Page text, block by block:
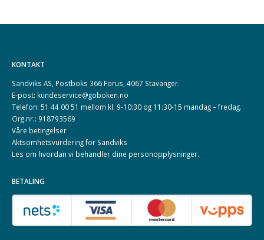
KONTAKT
Sandviks AS, Postboks 366 Forus, 4067 Stavanger.
E-post: kundeservice@goboken.no
Telefon: 51 44 00 51 mellom kl. 9-10:30 og 11:30-15 mandag – fredag.
Org.nr.: 918793569
Våre betingelser
Aktsomhetsvurdering for Sandviks
Les om hvordan vi behandler dine personopplysninger.
BETALING